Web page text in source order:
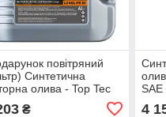
повітряний
Синтетична
олива - Top Tec
₴ 4